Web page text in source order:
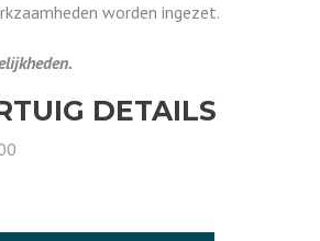
DETAILS
worden ingezet.